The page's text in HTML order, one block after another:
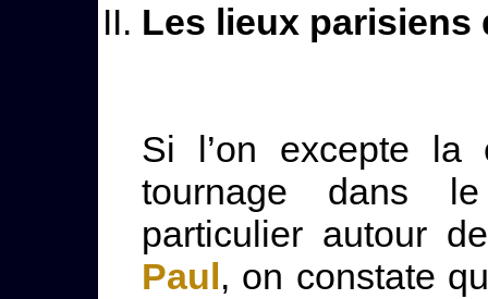
Les lieux parisiens
Si l’on excepte la
tournage dans
particulier autour
Paul, on constate